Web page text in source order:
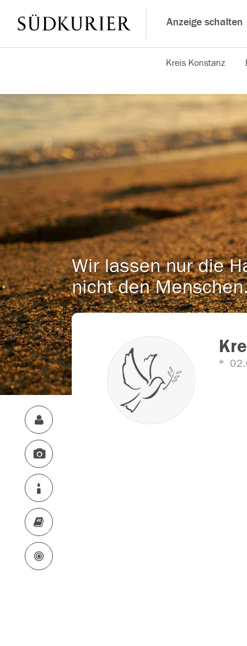
Anzeige schalten
Kreis Konstanz
Wir lassen nur die
nicht den